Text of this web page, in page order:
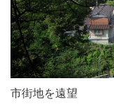
市街地を遠望